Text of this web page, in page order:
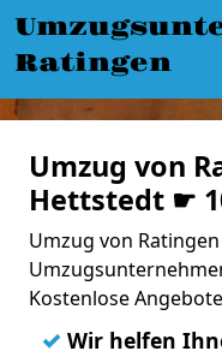
Ratingen
Umzug von
Hettstedt ☛
Umzug von
Kostenlose
✓ Wir helfen